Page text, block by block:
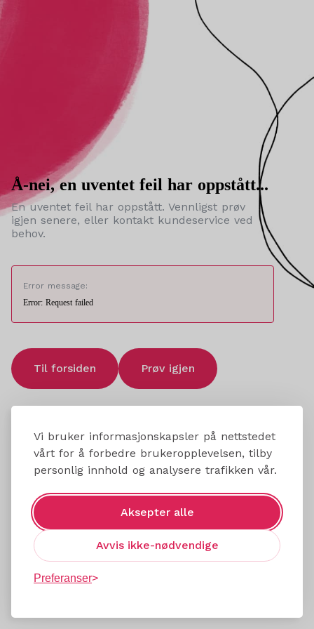
Vi bruker informasjonskapsler på nettstedet
vårt for å forbedre brukeropplevelsen, tilby
personlig innhold og analysere trafikken vår.
Aksepter alle
Avvis ikke-nødvendige
Preferanser
Å-nei, en uventet feil har oppstått...
En uventet feil har oppstått. Vennligst prøv
igjen senere, eller kontakt kundeservice ved
behov.
Error message:
Error: Request failed
Til forsiden Prøv igjen